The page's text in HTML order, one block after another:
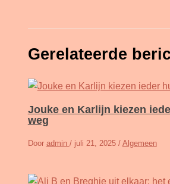
Gerelateerde
Jouke en Karlijn kiezen
weg
Door admin / juli 21, 2025 / Algemeen